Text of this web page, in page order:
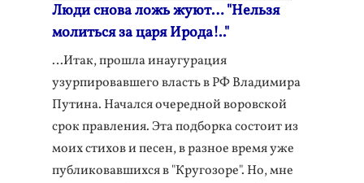
Люди снова ложь жуют… "Нельзя
молиться за царя Ирода!.."
…Итак, прошла инаугурация
узурпировавшего власть в РФ Владимира
Путина. Начался очередной воровской
срок правления. Эта подборка состоит из
моих стихов и песен, в разное время уже
публиковавшихся в "Кругозоре". Но, мне